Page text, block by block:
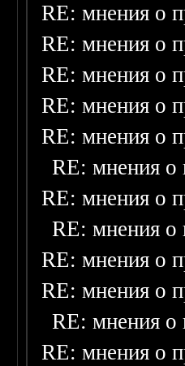
RE: мнения о
RE: мнения о
RE: мнения о
RE: мнения о
RE: мнения о
RE: мнения о
RE: мнения о
RE: мнения о
RE: мнения о
RE: мнения о
RE: мнения о
RE: мнения о